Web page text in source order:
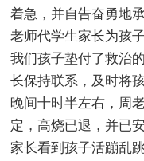
着急，并自告奋勇地
老师代学生家长为孩
我们孩子垫付了救治
长保持联系，及时将
晚间十时半左右，周
定，高烧已退，并已
家长看到孩子活蹦乱